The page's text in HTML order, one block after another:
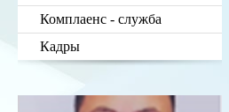
Комплаенс - служба
Кадры